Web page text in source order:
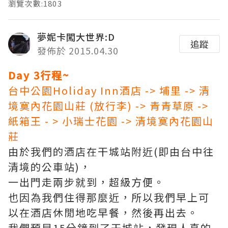
瀏覽次數:1803
夢妮卡闖大世界:D
發佈於 2015.04.30
追蹤
Day 3行程~
台中公園Holiday Inn酒店 -> 埔里 -> 清
境寞內花園山莊 (放行李) -> 青青草原 ->
紙箱王 - > 小瑞士花園 -> 清境寞內花園山
莊
由於我們的酒店在干城站附近(即由台中往
清境的公車站)，
一出門走兩步就到，超級方便。
也因為我們住得那麼近，所以我們早上可
以在酒店休閒地吃早餐，然後再出去。